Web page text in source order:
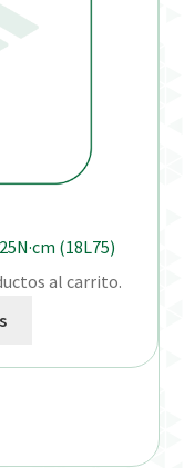
(18L75)
al carrito.